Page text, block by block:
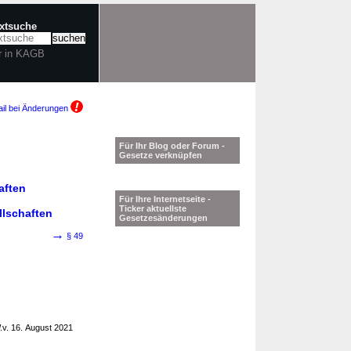
in KAGB
bei Änderungen
→ § 49
16. August 2021
Für Ihr Blog oder Forum -
Gesetze verknüpfen
Für Ihre Internetseite -
Ticker aktuellste
Gesetzesänderungen